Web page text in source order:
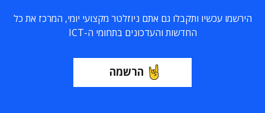
הירשמו עכשיו ותקבלו גם אתם ניוזלטר מקצועי יומי, המרכז את כל
החדשות והעדכונים בתחומי ה-ICT
הרשמה